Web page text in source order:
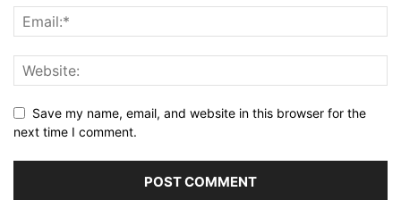
Save my name, email, and website in this browser for the
next time I comment.